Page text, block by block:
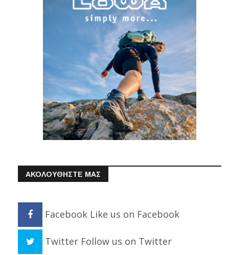
ΑΚΟΛΟΥΘΗΣΤΕ ΜΑΣ
Facebook Like us on Facebook
Twitter Follow us on Twitter